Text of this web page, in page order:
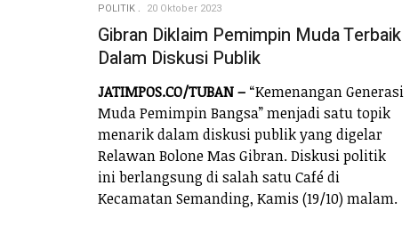
POLITIK 20 Oktober 2023
Gibran Diklaim Pemimpin Muda Terbaik
Dalam Diskusi Publik
JATIMPOS.CO/TUBAN – “Kemenangan Generasi
Muda Pemimpin Bangsa” menjadi satu topik
menarik dalam diskusi publik yang digelar
Relawan Bolone Mas Gibran. Diskusi politik
ini berlangsung di salah satu Café di
Kecamatan Semanding, Kamis (19/10) malam.